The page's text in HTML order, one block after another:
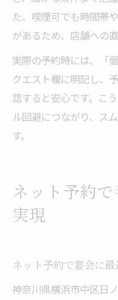
た、喫煙可でも時間帯
があるため、店舗への
実際の予約時には、「
クエスト欄に明記し、
認すると安心です。こ
ル回避につながり、ス
す。
ネット予約
実現
ネット予約で宴会に
神奈川県横浜市中区日